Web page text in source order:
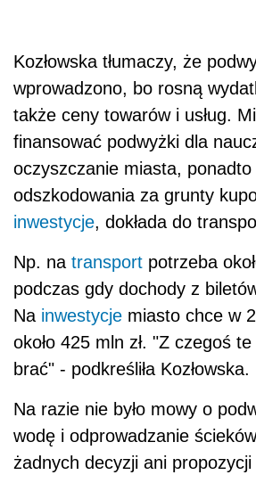
Kozłowska tłumaczy, że
wprowadzono, bo rosną
także ceny towarów i usług.
finansować podwyżki dla
oczyszczanie miasta, ponadto
odszkodowania za grunty
inwestycje, dokłada do
Np. na transport potrzeba
podczas gdy dochody z
Na inwestycje miasto chce w
około 425 mln zł. "Z czegoś
brać" - podkreśliła Kozłowska.
Na razie nie było mowy o
wodę i odprowadzanie
żadnych decyzji ani